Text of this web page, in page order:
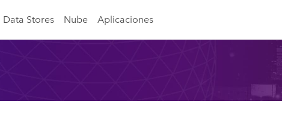
Data Stores Nube Aplicaciones